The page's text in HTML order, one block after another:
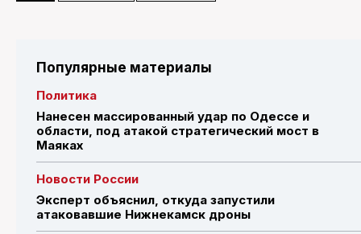
Популярные материалы
Политика
Нанесен массированный удар по Одессе и
области, под атакой стратегический мост в
Маяках
Новости России
Эксперт объяснил, откуда запустили
атаковавшие Нижнекамск дроны